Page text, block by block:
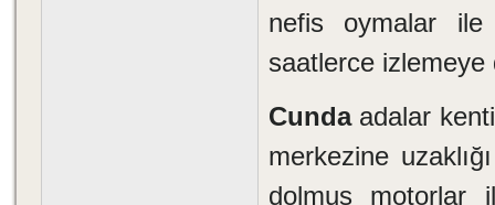
nefis oymalar ile
saatlerce izlemeye
Cundaadalar kenti
merkezine
dolmuş motorlar